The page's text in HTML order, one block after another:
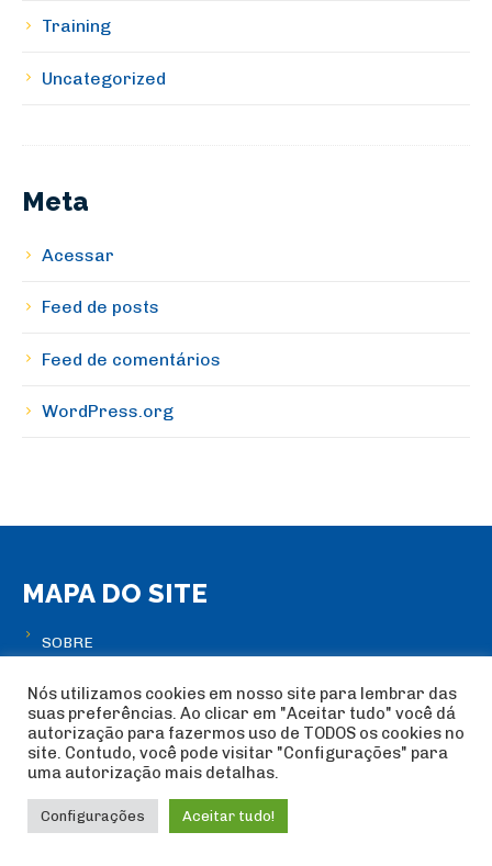
Training
Uncategorized
Meta
Acessar
Feed de posts
Feed de comentários
WordPress.org
MAPA DO SITE
SOBRE
Diretoria
Documentos
Contabilidade
ATLETAS
Nós utilizamos cookies em nosso site para lembrar das
suas preferências. Ao clicar em "Aceitar tudo" você dá
autorização para fazermos uso de TODOS os cookies no
site. Contudo, você pode visitar "Configurações" para
uma autorização mais detalhas.
Configurações Aceitar tudo!